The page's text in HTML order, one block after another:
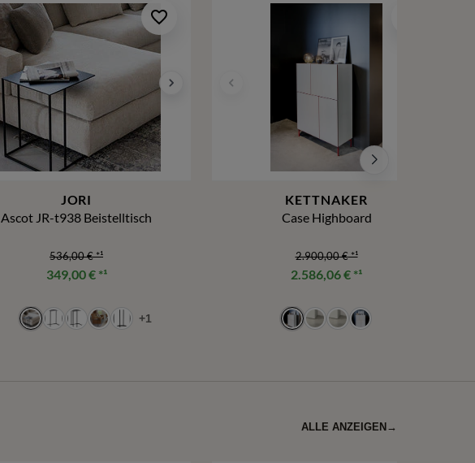
JORI
Ascot JR-t938 Beistelltisch
536,00 €*¹
349,00 €*¹
+1
KETTNAKER
Case Highboard
2.900,00 €*¹
2.586,06 € *¹
ALLE ANZEIGEN →